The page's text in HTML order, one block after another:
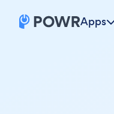
Apps